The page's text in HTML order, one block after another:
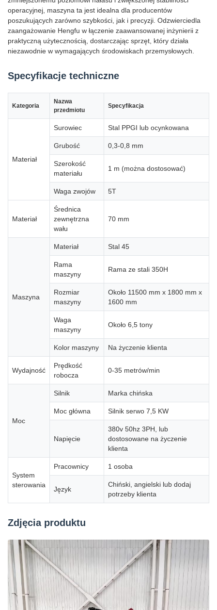
operacyjnej, maszyna ta jest idealna dla producentów
poszukujących zarówno szybkości, jak i precyzji. Odzwierciedla
zaangażowanie Hengfu w łączenie zaawansowanej inżynierii z
praktyczną użytecznością, dostarczając sprzęt, który działa
niezawodnie w wymagających środowiskach przemysłowych.
Specyfikacje techniczne
Kategoria
Nazwa
przedmiotu
Specyfikacja
Materiał
Surowiec Stal PPGI lub ocynkowana
Grubość 0,3-0,8 mm
Szerokość
materiału
1 m (można dostosować)
Waga zwojów 5T
Materiał
Średnica
zewnętrzna
wału
70 mm
Maszyna
Materiał Stal 45
Rama
maszyny
Rama ze stali 350H
Rozmiar
maszyny
Około 11500 mm x 1800 mm x
1600 mm
Waga
maszyny
Około 6,5 tony
Kolor maszyny Na życzenie klienta
Wydajność
Prędkość
robocza
0-35 metrów/min
Moc
Silnik Marka chińska
Moc główna Silnik serwo 7,5 KW
Napięcie
380v 50hz 3PH, lub
dostosowane na życzenie
klienta
System
sterowania
Pracownicy 1 osoba
Język
Chiński, angielski lub dodaj
potrzeby klienta
Zdjęcia produktu